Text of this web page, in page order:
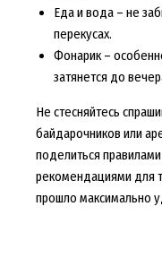
Еда и вода – не
перекусах.
Фонарик –
затянется до
Не стесняйтесь
байдарочников или
поделиться
рекомендациями для
прошло максимально